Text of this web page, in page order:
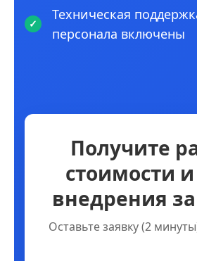
Техническая
персонала включены
Получите
стоимости
внедрения за
Оставьте заявку (2